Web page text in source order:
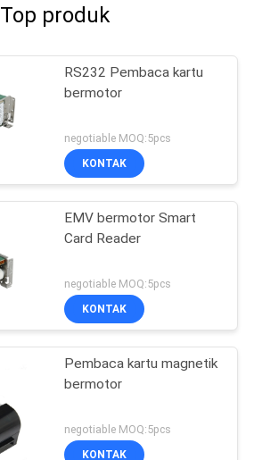
Top produk
RS232 Pembaca kartu
bermotor
negotiable MOQ:5pcs
KONTAK
EMV bermotor Smart
Card Reader
negotiable MOQ:5pcs
KONTAK
Pembaca kartu magnetik
bermotor
negotiable MOQ:5pcs
KONTAK